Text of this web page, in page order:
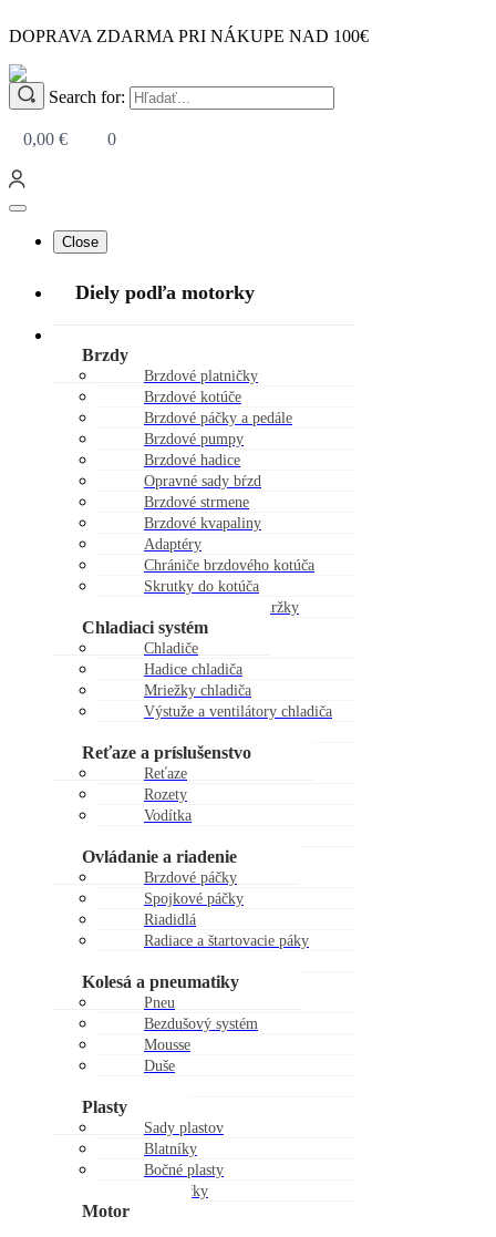
DOPRAVA ZDARMA PRI NÁKUPE NAD 100€
Search for:
0,00 € 0
Close
Diely podľa motorky
Brzdy
Brzdové platničky
Brzdové kotúče
Brzdové páčky a pedále
Brzdové pumpy
Brzdové hadice
Opravné sady bŕzd
Brzdové strmene
Brzdové kvapaliny
Adaptéry
Chrániče brzdového kotúča
Skrutky do kotúča
Viečka brzdovej nádržky
Chladiaci systém
Chladiče
Hadice chladiča
Mriežky chladiča
Výstuže a ventilátory chladiča
Reťaze a príslušenstvo
Reťaze
Rozety
Vodítka
Ovládanie a riadenie
Brzdové páčky
Spojkové páčky
Riadidlá
Radiace a štartovacie páky
Kolesá a pneumatiky
Pneu
Bezdušový systém
Mousse
Duše
Plasty
Sady plastov
Blatníky
Bočné plasty
Chráničky
Motor